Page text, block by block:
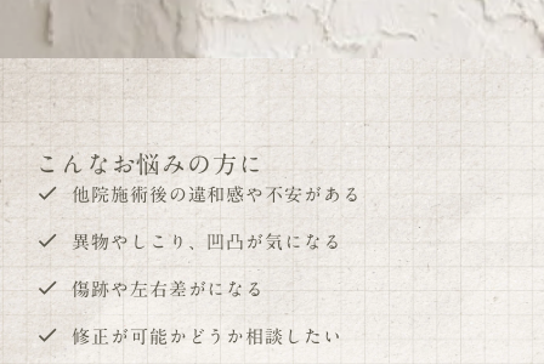
こんなお悩みの方に
他院施術後の違和感や不安がある
異物やしこり、凹凸が気になる
傷跡や左右差がになる
修正が可能かどうか相談したい